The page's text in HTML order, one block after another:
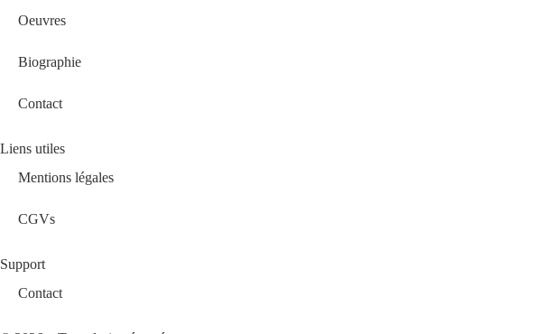
Oeuvres
Biographie
Contact
Liens utiles
Mentions légales
CGVs
Support
Contact